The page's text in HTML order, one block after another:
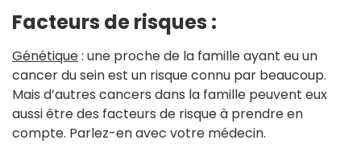
Facteurs de risques :
Génétique: une proche de la famille ayant eu un
cancer du sein est un risque connu par beaucoup.
Mais d’autres cancers dans la famille peuvent eux
aussi être des facteurs de risque à prendre en
compte. Parlez-en avec votre médecin.